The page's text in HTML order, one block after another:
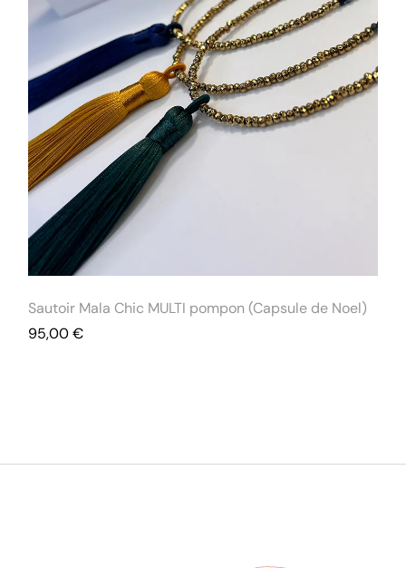
Sautoir Mala Chic MULTI pompon (Capsule de Noel)
95,00€